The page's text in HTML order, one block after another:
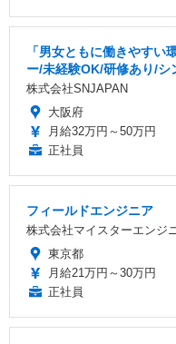
「男女ともに働きやすい
ー/未経験OK/研修あり/シ
株式会社SNJAPAN
大阪府
月給32万円～50万円
正社員
フィールドエンジニア
株式会社マイスターエンジ
東京都
月給21万円～30万円
正社員